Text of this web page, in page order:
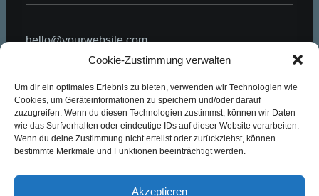
Cookie-Zustimmung verwalten
Um dir ein optimales Erlebnis zu bieten, verwenden wir Technologien wie
Cookies, um Geräteinformationen zu speichern und/oder darauf
zuzugreifen. Wenn du diesen Technologien zustimmst, können wir Daten
wie das Surfverhalten oder eindeutige IDs auf dieser Website verarbeiten.
Wenn du deine Zustimmung nicht erteilst oder zurückziehst, können
bestimmte Merkmale und Funktionen beeinträchtigt werden.
Akzeptieren
hello@yourwebsite.com
+(646) 245 234 98
Uncode Travel
191 Middleville Road,
NY 10001, New York
United States